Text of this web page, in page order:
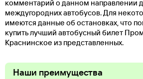
комментарий о данном направлении
междугородних автобусов. Для
имеются данные об остановках, что
купить лучший автобусный билет
Краснинское из представленных.
Наши преимущества